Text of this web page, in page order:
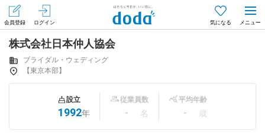
会員登録 ログイン 気になる
会員登録（無料）
はじめてdodaをご利用される方へ
株式会社日本仲人協会
ブライダル・ウェディング
【東京本部】
設立
1992年
従業員数
- 名
平均年齢
- 歳